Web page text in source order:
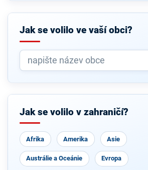
Jak se volilo ve vaší obci?
Jak se volilo v zahraničí?
Afrika Amerika Asie
Austrálie a Oceánie Evropa